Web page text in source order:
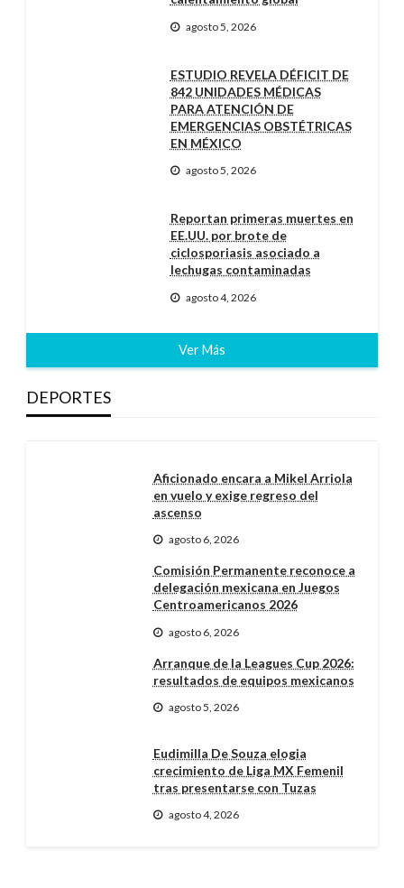
agosto 5, 2026
ESTUDIO REVELA DÉFICIT DE
842 UNIDADES MÉDICAS
PARA ATENCIÓN DE
EMERGENCIAS OBSTÉTRICAS
EN MÉXICO
agosto 5, 2026
Reportan primeras muertes en
EE.UU. por brote de
ciclosporiasis asociado a
lechugas contaminadas
agosto 4, 2026
Ver Más
DEPORTES
Aficionado encara a Mikel Arriola
en vuelo y exige regreso del
ascenso
agosto 6, 2026
Comisión Permanente reconoce a
delegación mexicana en Juegos
Centroamericanos 2026
agosto 6, 2026
Arranque de la Leagues Cup 2026:
resultados de equipos mexicanos
agosto 5, 2026
Eudimilla De Souza elogia
crecimiento de Liga MX Femenil
tras presentarse con Tuzas
agosto 4, 2026